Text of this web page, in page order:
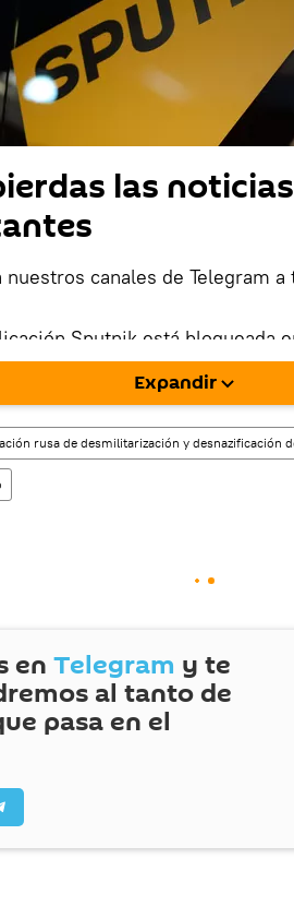
las
nuestros canales de Telegram a
Sputnik está bloqueada
puedes descargarla e instalarla
una cuenta en la red
Expandir
rusa de desmilitarización y desnazificación
enTelegram y te
al tanto de
pasa en el